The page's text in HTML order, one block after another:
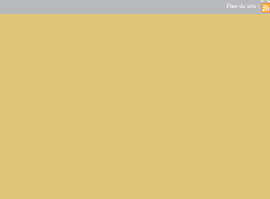
Plan du site